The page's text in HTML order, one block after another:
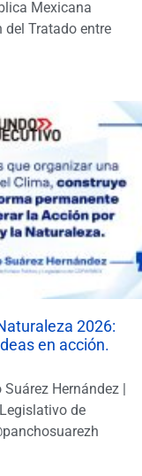
Mexicana
del Tratado entre
2026:
en acción.
Hernández |
de